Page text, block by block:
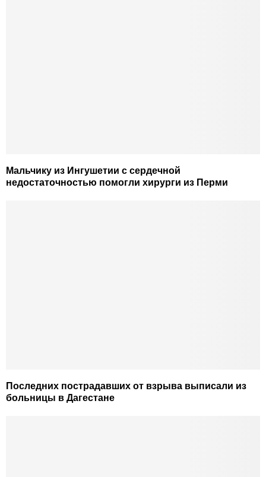
Мальчику из Ингушетии с сердечной
недостаточностью помогли хирурги из Перми
Последних пострадавших от взрыва выписали из
больницы в Дагестане